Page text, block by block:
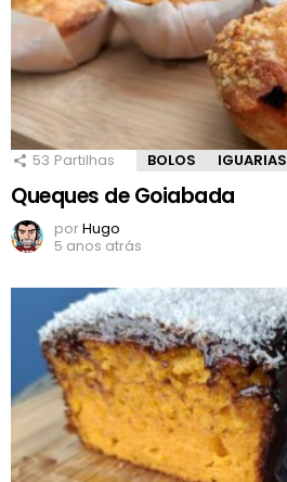
53 Partilhas BOLOS IGUARIAS
Queques de Goiabada
porHugo
5 anos atrás